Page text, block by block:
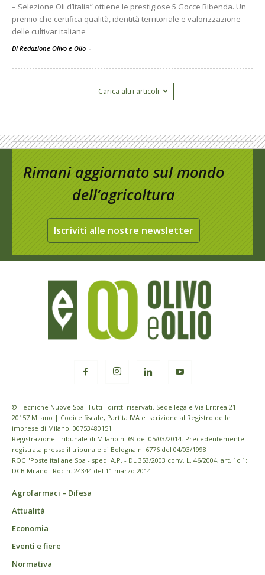
– Selezione Oli d’Italia” ottiene le prestigiose 5 Gocce Bibenda. Un
premio che certifica qualità, identità territoriale e valorizzazione
delle cultivar italiane
Di Redazione Olivo e Olio -
Carica altri articoli
Rimani aggiornato sul mondo
dell’agricoltura
Iscriviti alle nostre newsletter
© Tecniche Nuove Spa. Tutti i diritti riservati. Sede legale Via Eritrea 21 -
20157 Milano | Codice fiscale, Partita IVA e Iscrizione al Registro delle
imprese di Milano: 00753480151
Registrazione Tribunale di Milano n. 69 del 05/03/2014. Precedentemente
registrata presso il tribunale di Bologna n. 6776 del 04/03/1998
ROC "Poste italiane Spa - sped. A.P. - DL 353/2003 conv. L. 46/2004, art. 1c.1:
DCB Milano" Roc n. 24344 del 11 marzo 2014
Agrofarmaci – Difesa
Attualità
Economia
Eventi e fiere
Normativa